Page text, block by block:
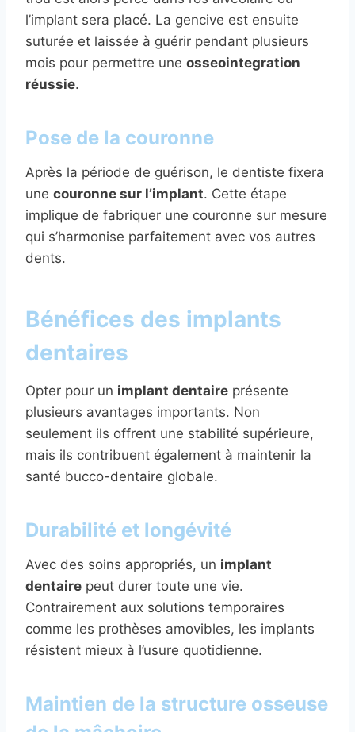
l’implant sera placé. La gencive est ensuite
suturée et laissée à guérir pendant plusieurs
mois pour permettre une osseointegration
réussie.
Pose de la couronne
Après la période de guérison, le dentiste fixera
une couronne sur l’implant. Cette étape
implique de fabriquer une couronne sur mesure
qui s’harmonise parfaitement avec vos autres
dents.
Bénéfices des implants
dentaires
Opter pour un implant dentaire présente
plusieurs avantages importants. Non
seulement ils offrent une stabilité supérieure,
mais ils contribuent également à maintenir la
santé bucco-dentaire globale.
Durabilité et longévité
Avec des soins appropriés, un implant
dentaire peut durer toute une vie.
Contrairement aux solutions temporaires
comme les prothèses amovibles, les implants
résistent mieux à l’usure quotidienne.
Maintien de la structure osseuse